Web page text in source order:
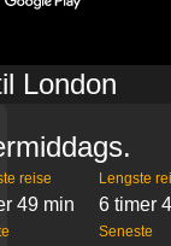
London
reise
49 min
Lengste
6 timer
Seneste